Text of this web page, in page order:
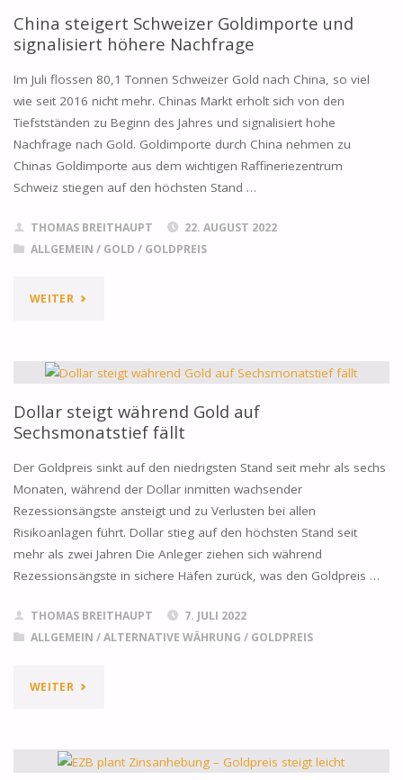
SIMBABWE"
China steigert Schweizer Goldimporte und
signalisiert höhere Nachfrage
Im Juli flossen 80,1 Tonnen Schweizer Gold nach China, so viel
wie seit 2016 nicht mehr. Chinas Markt erholt sich von den
Tiefstständen zu Beginn des Jahres und signalisiert hohe
Nachfrage nach Gold. Goldimporte durch China nehmen zu
Chinas Goldimporte aus dem wichtigen Raffineriezentrum
Schweiz stiegen auf den höchsten Stand …
THOMAS BREITHAUPT
22. AUGUST 2022
ALLGEMEIN / GOLD / GOLDPREIS
WEITER"CHINA
SCHWEIZER
GOLDIMPORTE
UND
SIGNALISIERT
HÖHERE
NACHFRAGE"
Dollar steigt während Gold auf
Sechsmonatstief fällt
Der Goldpreis sinkt auf den niedrigsten Stand seit mehr als sechs
Monaten, während der Dollar inmitten wachsender
Rezessionsängste ansteigt und zu Verlusten bei allen
Risikoanlagen führt. Dollar stieg auf den höchsten Stand seit
mehr als zwei Jahren Die Anleger ziehen sich während
Rezessionsängste in sichere Häfen zurück, was den Goldpreis …
THOMAS BREITHAUPT
7. JULI 2022
ALLGEMEIN /ALTERNATIVE WÄHRUNG / GOLDPREIS
WEITER"DOLLAR
WÄHREND